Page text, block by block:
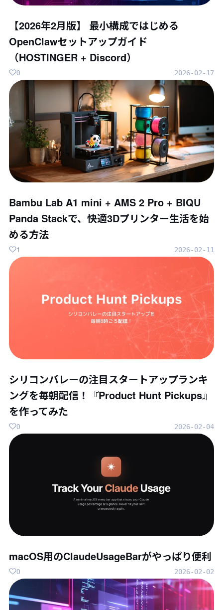
【2026年2月版】 最小構成ではじめる
OpenClawセットアップガイド
（HOSTINGER + Discord）
2026-02-17
0
Bambu Lab A1 mini + AMS 2 Pro + BIQU
Panda Stackで、快適3Dプリンター生活を始
める方法
2026-02-11
1
シリコンバレーの注目スタートアップランキ
ングを毎朝配信！『Product Hunt Pickups』
を作ってみた
2026-02-04
0
macOS用のClaudeUsageBarがやっぱり便利
2026-02-02
0